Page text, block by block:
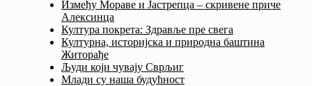
Између Мораве и Јастрепца – скривене приче
Алексинца
Култура покрета: Здравље пре свега
Културна, историјска и природна баштина
Житорађе
Људи који чувају Сврљиг
Млади су наша будућност